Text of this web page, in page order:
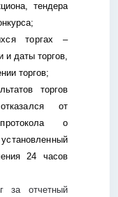
тендера
торгах –
и даты торгов,
торгов;
торгов
от
о
24 часов
за отчетный